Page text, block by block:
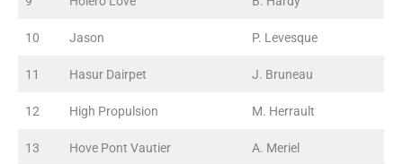
10 Jason P. Levesque
11 Hasur Dairpet J. Bruneau
12 High Propulsion M. Herrault
13 Hove Pont Vautier A. Meriel